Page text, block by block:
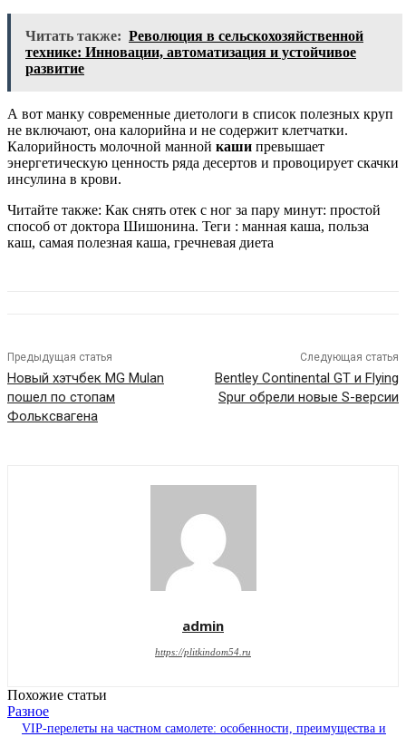
Читать также: Революция в сельскохозяйственной
технике: Инновации, автоматизация и устойчивое
развитие
А вот манку современные диетологи в список полезных круп
не включают, она калорийна и не содержит клетчатки.
Калорийность молочной манной каши превышает
энергетическую ценность ряда десертов и провоцирует скачки
инсулина в крови.
Читайте также: Как снять отек с ног за пару минут: простой
способ от доктора Шишонина. Теги : манная каша, польза
каш, самая полезная каша, гречневая диета
Предыдущая статья
Новый хэтчбек MG Mulan
пошел по стопам
Фольксвагена
Следующая статья
Bentley Continental GT и Flying
Spur обрели новые S-версии
admin
https://plitkindom54.ru
Похожие статьи
Разное
VIP-перелеты на частном самолете: особенности, преимущества и